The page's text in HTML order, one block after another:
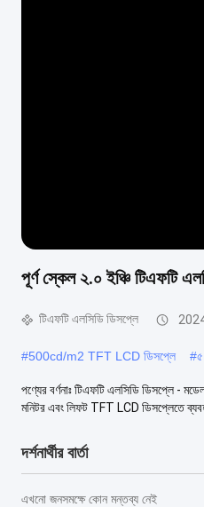
পূর্ণ স্কেল ২.০ ইঞ্চি টিএফটি
টিএফটি এলসিডি ডিসপ্লে
#500cd/m2 TFT LCD ডিসপ্লে #
পণ্যের বর্ণনাঃ টিএফটি এলসিডি ডিসপ্লে
মনিটর এবং লিফট TFT LCD ডিসপ্লেতে
দর্শনার্থীর বার্তা
এখনো জনসমক্ষে কোন মন্তব্য নেই